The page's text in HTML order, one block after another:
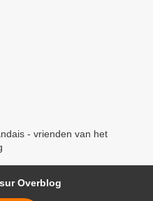
- vrienden van het
Overblog